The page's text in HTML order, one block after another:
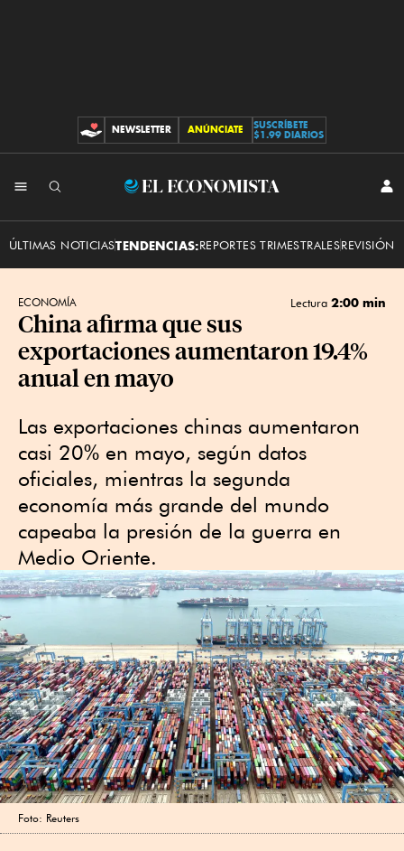
CONTRIBUCIONES
NEWSLETTER ANÚNCIATE
SUSCRÍBETE
$1.99 DIARIOS
El
ÚLTIMAS NOTICIASTENDENCIAS:REPORTES TRIMESTRALESREVISIÓN
ECONOMÍA Lectura 2:00 min
China afirma que sus
exportaciones aumentaron 19.4%
anual en mayo
Las exportaciones chinas aumentaron
casi 20% en mayo, según datos
oficiales, mientras la segunda
economía más grande del mundo
capeaba la presión de la guerra en
Medio Oriente.
Foto: Reuters